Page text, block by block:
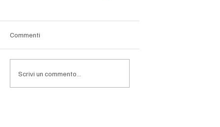
Commenti
Scrivi un commento...